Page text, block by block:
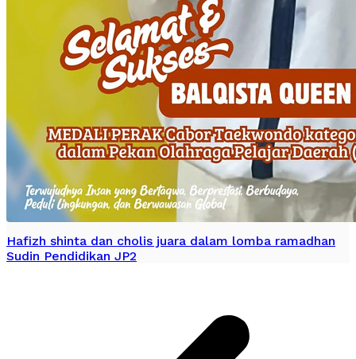
Hafizh shinta dan cholis juara dalam lomba ramadhan
Sudin Pendidikan JP2